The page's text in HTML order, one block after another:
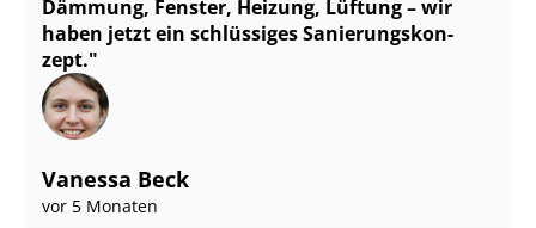
Dämmung, Fenster, Heizung, Lüftung – wir
haben jetzt ein schlüssiges Sa­nie­rungs­kon­
zept.
Vanessa Beck
vor 5 Monaten